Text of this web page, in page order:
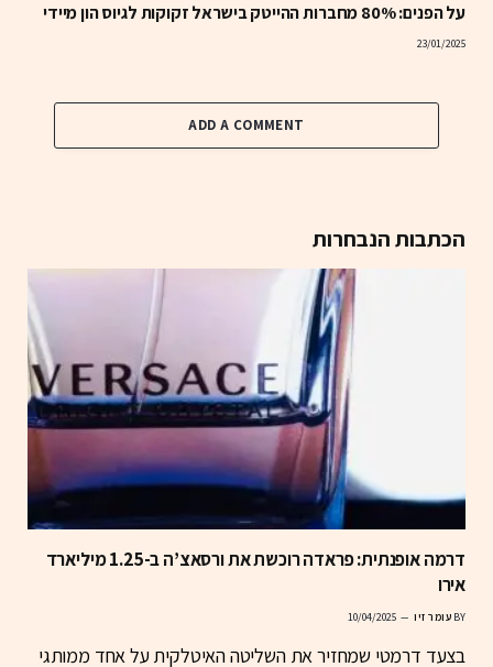
על הפנים: 80% מחברות ההייטק בישראל זקוקות לגיוס הון מיידי
23/01/2025
ADD A COMMENT
הכתבות הנבחרות
דרמה אופנתית: פראדה רוכשת את ורסאצ’ה ב-1.25 מיליארד
אירו
BY עומר זיו 10/04/2025
בצעד דרמטי שמחזיר את השליטה האיטלקית על אחד ממותגי